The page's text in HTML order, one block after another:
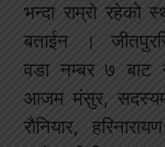
भन्दा राम्रो रहेको
बताईन ।
वडा नम्बर ७ बाट
आजम मंसुर, सदस्यमा
राैनियार,